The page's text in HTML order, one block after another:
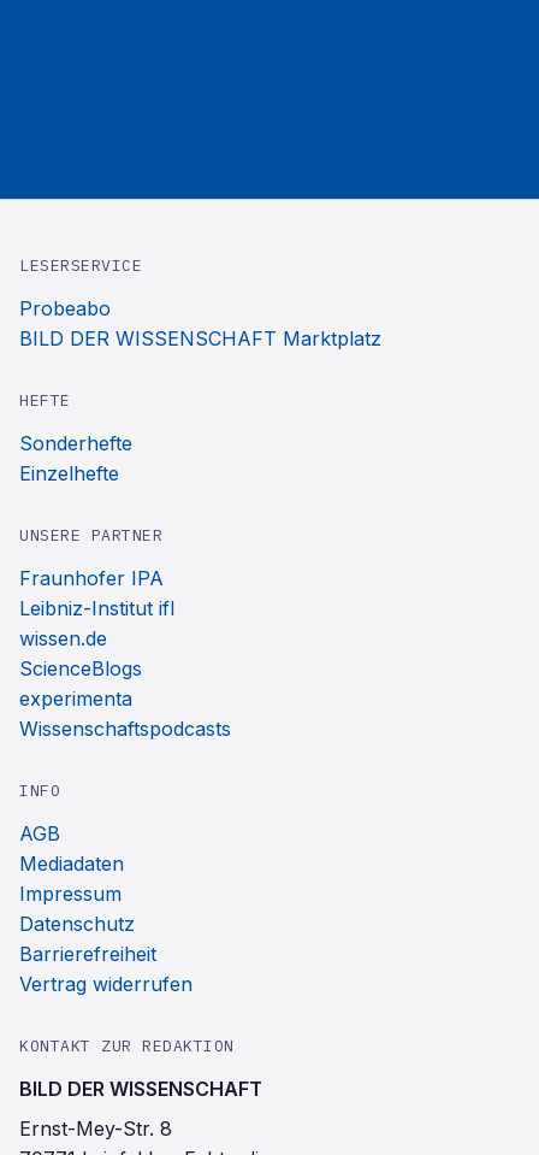
LESERSERVICE
Probeabo
BILD DER WISSENSCHAFT Marktplatz
HEFTE
Sonderhefte
Einzelhefte
UNSERE PARTNER
Fraunhofer IPA
Leibniz-Institut ifl
wissen.de
ScienceBlogs
experimenta
Wissenschaftspodcasts
INFO
AGB
Mediadaten
Impressum
Datenschutz
Barrierefreiheit
Vertrag widerrufen
KONTAKT ZUR REDAKTION
BILD DER WISSENSCHAFT
Ernst-Mey-Str. 8